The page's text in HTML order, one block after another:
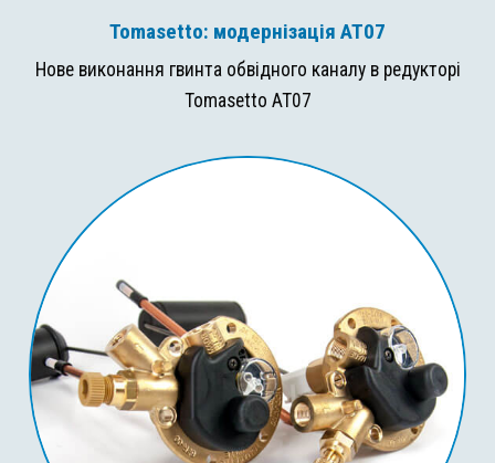
Tomasetto: модернізація AT07
Нове виконання гвинта обвідного каналу в редукторі
Tomasetto AT07